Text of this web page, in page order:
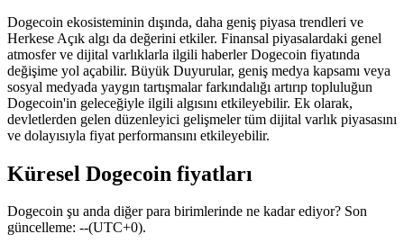
Dogecoin ekosisteminin dışında, daha geniş piyasa trendleri ve
Herkese Açık algı da değerini etkiler. Finansal piyasalardaki genel
atmosfer ve dijital varlıklarla ilgili haberler Dogecoin fiyatında
değişime yol açabilir. Büyük Duyurular, geniş medya kapsamı veya
sosyal medyada yaygın tartışmalar farkındalığı artırıp topluluğun
Dogecoin'in geleceğiyle ilgili algısını etkileyebilir. Ek olarak,
devletlerden gelen düzenleyici gelişmeler tüm dijital varlık piyasasını
ve dolayısıyla fiyat performansını etkileyebilir.
Küresel Dogecoin fiyatları
Dogecoin şu anda diğer para birimlerinde ne kadar ediyor? Son
güncelleme: --(UTC+0).